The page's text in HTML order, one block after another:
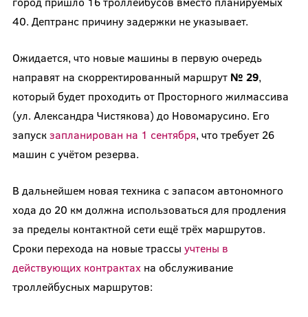
40. Дептранс причину задержки не указывает.
Ожидается, что новые машины в первую очередь
направят на скорректированный маршрут № 29,
который будет проходить от Просторного жилмассива
(ул. Александра Чистякова) до Новомарусино. Его
запуск запланирован на 1 сентября, что требует 26
машин с учётом резерва.
В дальнейшем новая техника с запасом автономного
хода до 20 км должна использоваться для продления
за пределы контактной сети ещё трёх маршрутов.
Сроки перехода на новые трассы учтены в
действующих контрактахна обслуживание
троллейбусных маршрутов: